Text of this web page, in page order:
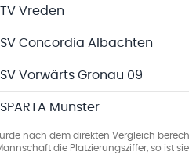
TV Vreden
SV Concordia Albachten
SV Vorwärts Gronau 09
SPARTA Münster
nach dem direkten Vergleich
die Platzierungsziffer, so ist